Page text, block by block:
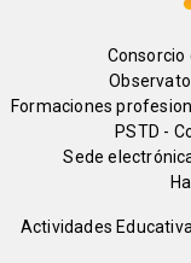
Menú
del
pie
Consorcio
Formaciones
PSTD -
Sede
Peu
Actividades